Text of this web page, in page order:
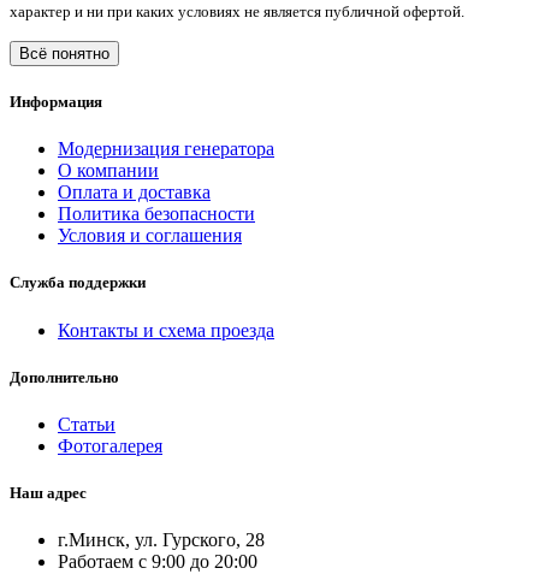
характер и ни при каких условиях не является публичной офертой.
Всё понятно
Информация
Модернизация генератора
О компании
Оплата и доставка
Политика безопасности
Условия и соглашения
Служба поддержки
Контакты и схема проезда
Дополнительно
Статьи
Фотогалерея
Наш адрес
г.Минск, ул. Гурского, 28
Работаем с 9:00 до 20:00